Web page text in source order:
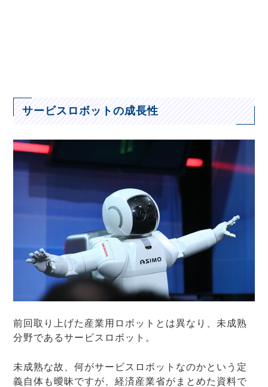
サービスロボットの成長性
前回取り上げた産業用ロボットとは異なり、未成熟
分野であるサービスロボット。
未成熟な故、何がサービスロボットなのかという定
義自体も曖昧ですが、経済産業省がまとめた資料で